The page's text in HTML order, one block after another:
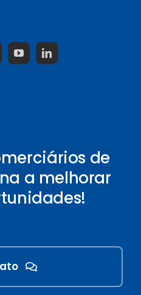
de
a melhorar